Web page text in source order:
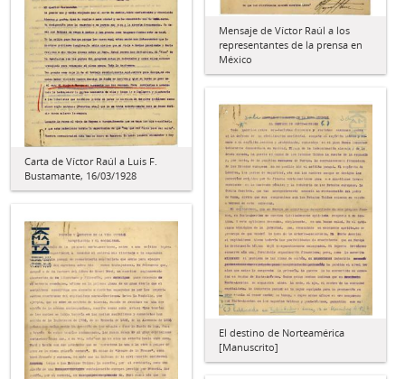
Mensaje de Víctor Raúl a los
representantes de la prensa en
México
Carta de Víctor Raúl a Luis F.
Bustamante, 16/03/1928
El destino de Norteamérica
[Manuscrito]